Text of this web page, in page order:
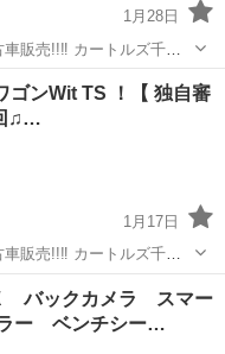
1月28日
販売!!‼ カートルズ千葉
トルズ
TS ！【 独自審
♫…
1月17日
販売!!‼ カートルズ千葉
バックカメラ スマー
ー ベンチシー…